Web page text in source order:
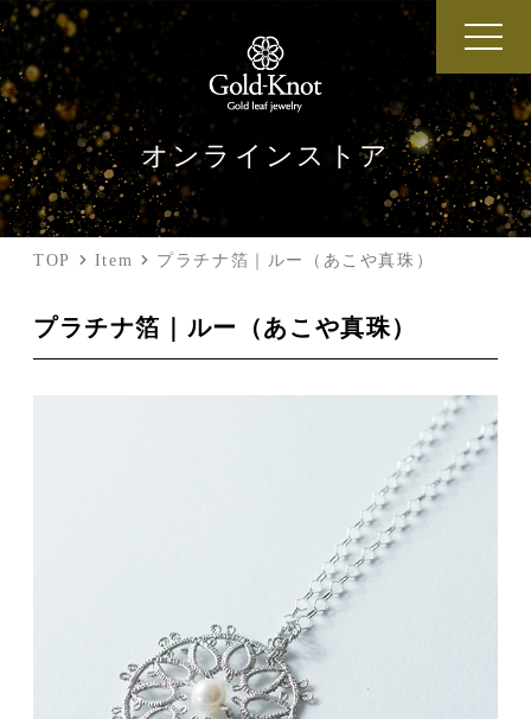
オンラインストア
TOP Item プラチナ箔｜ルー（あこや真珠）
プラチナ箔｜ルー（あこや真珠）